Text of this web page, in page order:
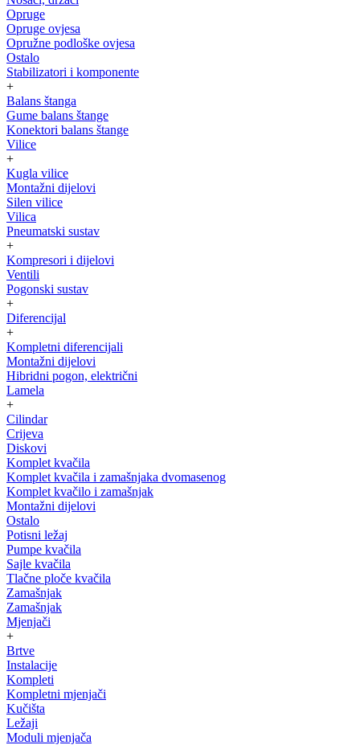
Opruge
Opruge ovjesa
Opružne podloške ovjesa
Ostalo
Stabilizatori i komponente
+
Balans štanga
Gume balans štange
Konektori balans štange
Vilice
+
Kugla vilice
Montažni dijelovi
Silen vilice
Vilica
Pneumatski sustav
+
Kompresori i dijelovi
Ventili
Pogonski sustav
+
Diferencijal
+
Kompletni diferencijali
Montažni dijelovi
Hibridni pogon, električni
Lamela
+
Cilindar
Crijeva
Diskovi
Komplet kvačila
Komplet kvačila i zamašnjaka dvomasenog
Komplet kvačilo i zamašnjak
Montažni dijelovi
Ostalo
Potisni ležaj
Pumpe kvačila
Sajle kvačila
Tlačne ploče kvačila
Zamašnjak
Zamašnjak
Mjenjači
+
Brtve
Instalacije
Kompleti
Kompletni mjenjači
Kučišta
Ležaji
Moduli mjenjača